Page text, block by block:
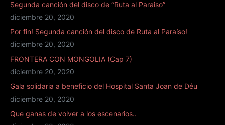
Segunda canción del disco de “Ruta al Paraiso”
diciembre 20, 2020
Por fin! Segunda canción del disco de Ruta al Paraíso!
diciembre 20, 2020
FRONTERA CON MONGOLIA (Cap 7)
diciembre 20, 2020
Gala solidaria a beneficio del Hospital Santa Joan de Déu
diciembre 20, 2020
Que ganas de volver a los escenarios..